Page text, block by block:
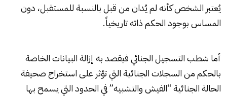
يُعتبر الشخص كأنه لم يُدان من قبل بالنسبة للمستقبل، دون
المساس بوجود الحكم ذاته تاريخياً.
أما شطب التسجيل الجنائي فيقصد به إزالة البيانات الخاصة
بالحكم من السجلات الجنائية التي تؤثر على استخراج صحيفة
الحالة الجنائية “الفيش والتشبيه” في الحدود التي يسمح بها